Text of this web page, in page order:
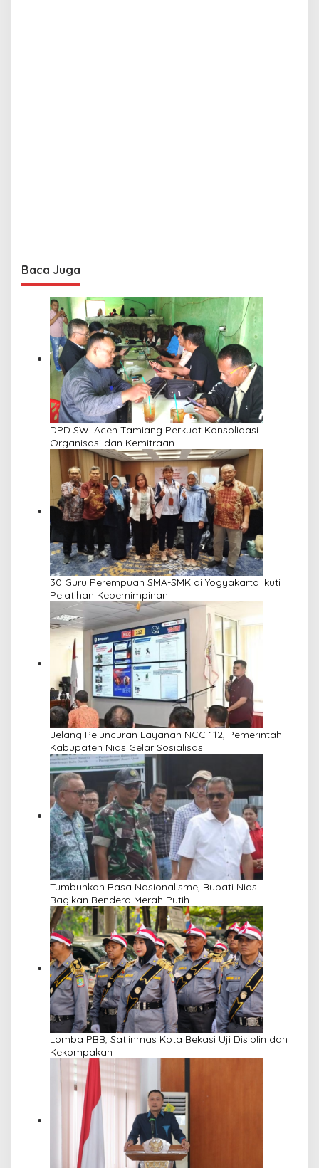
Baca Juga
DPD SWI Aceh Tamiang Perkuat Konsolidasi
Organisasi dan Kemitraan
30 Guru Perempuan SMA-SMK di Yogyakarta Ikuti
Pelatihan Kepemimpinan
Jelang Peluncuran Layanan NCC 112, Pemerintah
Kabupaten Nias Gelar Sosialisasi
Tumbuhkan Rasa Nasionalisme, Bupati Nias
Bagikan Bendera Merah Putih
Lomba PBB, Satlinmas Kota Bekasi Uji Disiplin dan
Kekompakan